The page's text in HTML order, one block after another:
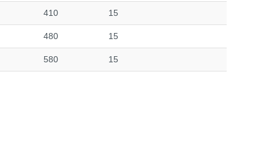
410 15
480 15
580 15